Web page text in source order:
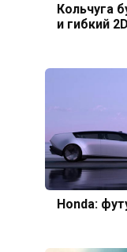
Кольчуга
и гибкий
Honda: